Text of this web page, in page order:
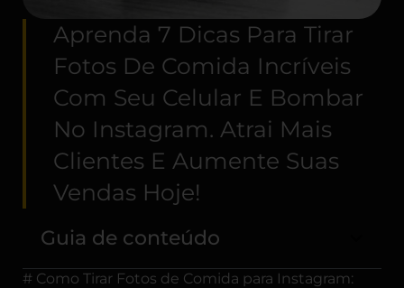
Aprenda 7 Dicas Para Tirar
Fotos De Comida Incríveis
Com Seu Celular E Bombar
No Instagram. Atrai Mais
Clientes E Aumente Suas
Vendas Hoje!
Guia de conteúdo
# Como Tirar Fotos de Comida para Instagram: